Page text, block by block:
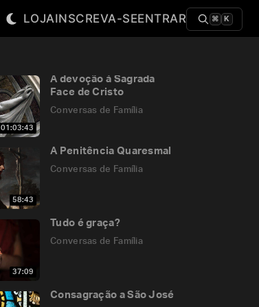
LOJAINSCREVA-SEENTRAR ⌘ K
01:03:43
A devoção à Sagrada
Face de Cristo
Conversas de Família
58:43
A Penitência Quaresmal
Conversas de Família
37:09
Tudo é graça?
Conversas de Família
Consagração a São José